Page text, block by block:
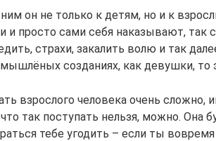
он не только к детям, но и к
и просто сами себя наказывают, так
страхи, закалить волю и так
созданиях, как девушки,
взрослого человека очень сложно,
так поступать нельзя, можно. Она
тебе угодить – если ты